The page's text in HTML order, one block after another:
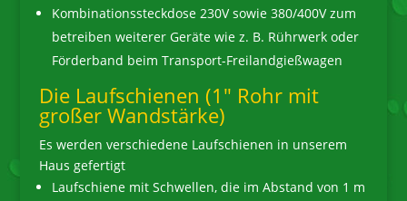
Kombinationssteckdose 230V sowie 380/400V zum
betreiben weiterer Geräte wie z. B. Rührwerk oder
Förderband beim Transport-Freilandgießwagen
Die Laufschienen (1″ Rohr mit
großer Wandstärke)
Es werden verschiedene Laufschienen in unserem
Haus gefertigt
Laufschiene mit Schwellen, die im Abstand von 1 m